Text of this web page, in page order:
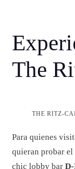
The
THE RITZ-
Para quienes
quieran probar
chic lobby bar